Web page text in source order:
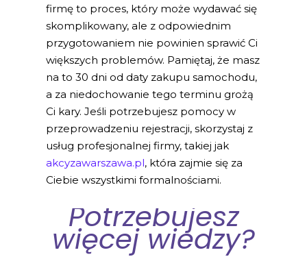
firmę to proces, który może wydawać się
skomplikowany, ale z odpowiednim
przygotowaniem nie powinien sprawić Ci
większych problemów. Pamiętaj, że masz
na to 30 dni od daty zakupu samochodu,
a za niedochowanie tego terminu grożą
Ci kary. Jeśli potrzebujesz pomocy w
przeprowadzeniu rejestracji, skorzystaj z
usług profesjonalnej firmy, takiej jak
akcyzawarszawa.pl, która zajmie się za
Ciebie wszystkimi formalnościami.
Potrzebujesz
więcej wiedzy?